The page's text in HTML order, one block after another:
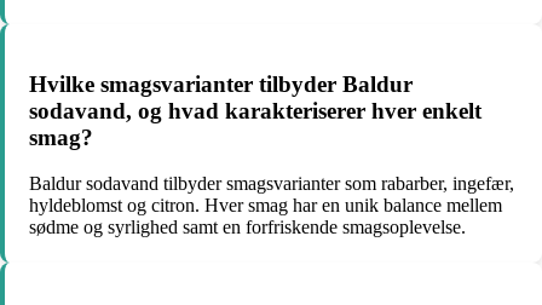
Hvilke smagsvarianter tilbyder Baldur
sodavand, og hvad karakteriserer hver enkelt
smag?
Baldur sodavand tilbyder smagsvarianter som rabarber, ingefær,
hyldeblomst og citron. Hver smag har en unik balance mellem
sødme og syrlighed samt en forfriskende smagsoplevelse.